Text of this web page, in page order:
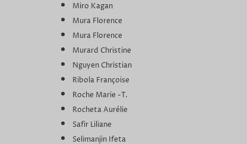
Miro Kagan
Mura Florence
Mura Florence
Murard Christine
Nguyen Christian
Ribola Françoise
Roche Marie -T.
Rocheta Aurélie
Safir Liliane
Selimanjin Ifeta